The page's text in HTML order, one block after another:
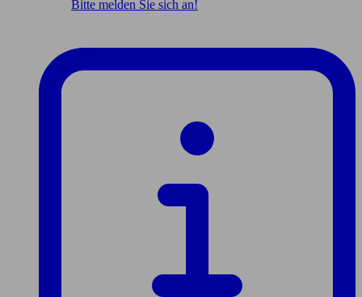
Bitte melden Sie sich an!